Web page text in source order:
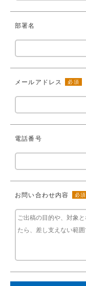
部署名
メールアドレス 必須
電話番号
お問い合わせ内容 必須